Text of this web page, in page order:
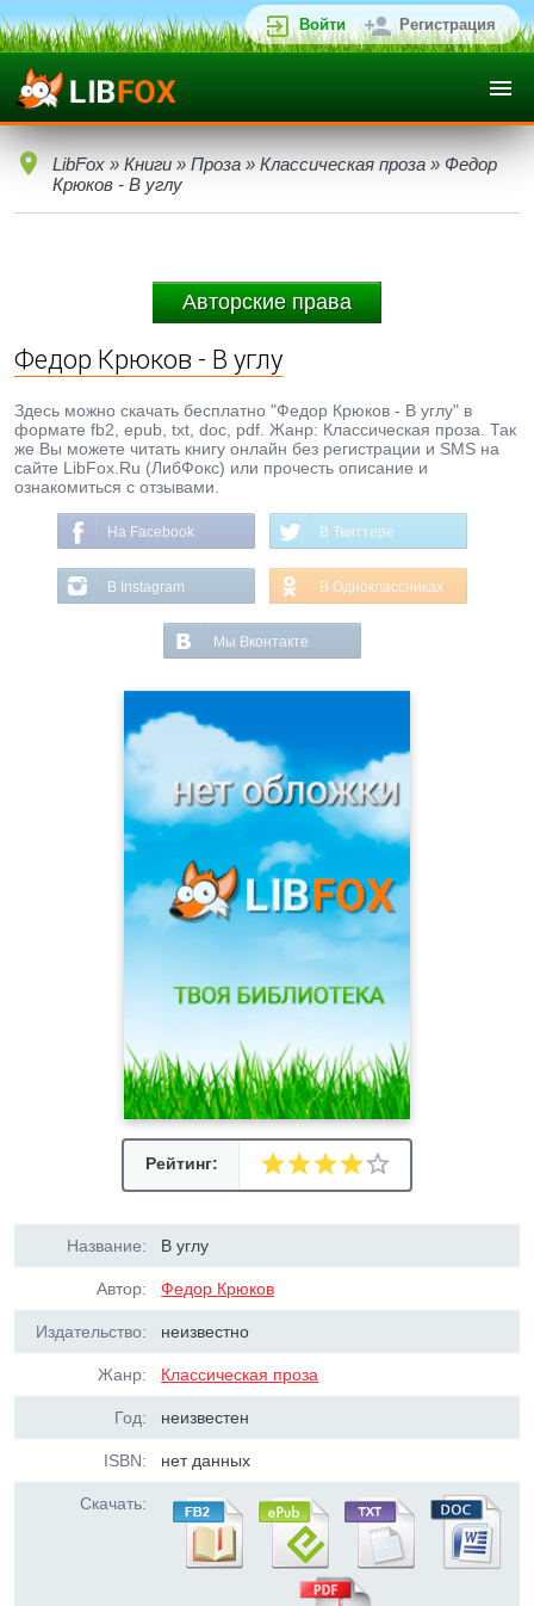
Войти Регистрация
LibFox » Книги » Проза » Классическая проза » Федор
Крюков - В углу
Авторские права
Федор Крюков - В углу
Здесь можно скачать бесплатно "Федор Крюков - В углу" в
формате fb2, epub, txt, doc, pdf. Жанр: Классическая проза. Так
же Вы можете читать книгу онлайн без регистрации и SMS на
сайте LibFox.Ru (ЛибФокс) или прочесть описание и
ознакомиться с отзывами.
На Facebook В Твиттере
В Instagram В Одноклассниках
Мы Вконтакте
Рейтинг:
Название: В углу
Автор: Федор Крюков
Издательство: неизвестно
Жанр: Классическая проза
Год: неизвестен
ISBN: нет данных
Скачать: